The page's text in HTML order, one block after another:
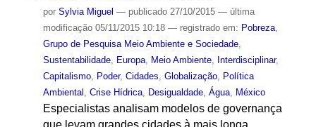
por Sylvia Miguel — publicado27/10/2015 — última
modificação05/11/2015 10:18 — registrado em: Pobreza,
Grupo de Pesquisa Meio Ambiente e Sociedade,
Sustentabilidade, Europa, Meio Ambiente, Interdisciplinar,
Capitalismo, Poder, Cidades, Globalização, Política
Ambiental , Crise Hídrica, Desigualdade, Água, México
Especialistas analisam modelos de governança
que levam grandes cidades à mais longa